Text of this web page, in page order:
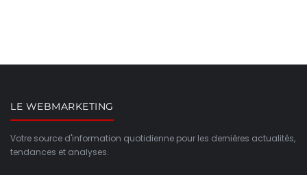
LE WEBMARKETING
Votre source d'information quotidienne pour les dernières actualités,
tendances et analyses.